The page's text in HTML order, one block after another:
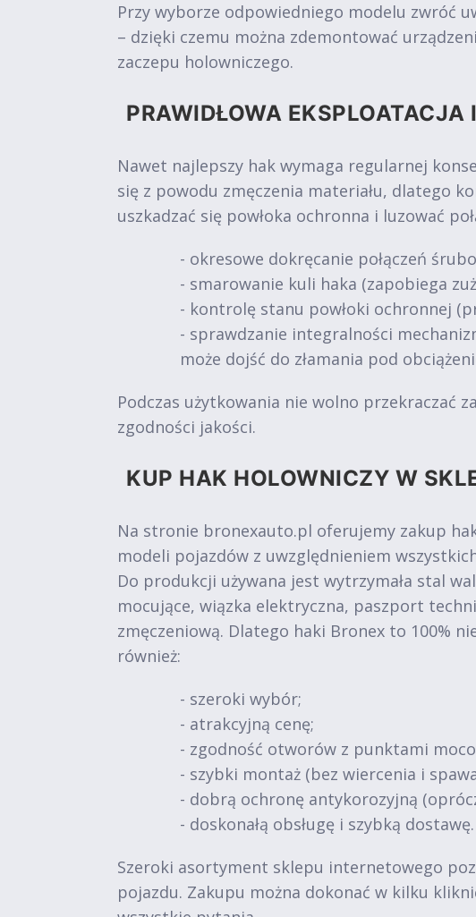
Przy wyborze odpowiedniego modelu zwróć
– dzięki czemu można zdemontować
zaczepu holowniczego.
PRAWIDŁOWA
Nawet najlepszy hak wymaga regularnej
się z powodu zmęczenia materiału, dlatego
uszkadzać się powłoka ochronna i luzować
- okresowe dokręcanie połączeń
- smarowanie kuli haka (zapobiega
- kontrolę stanu powłoki ochronnej
- sprawdzanie integralności
może dojść do złamania pod
Podczas użytkowania nie wolno przekraczać
zgodności jakości.
KUP HAK HOLOWNICZY W
Na stronie bronexauto.pl oferujemy zakup
modeli pojazdów z uwzględnieniem
Do produkcji używana jest wytrzymała stal
mocujące, wiązka elektryczna, paszport
zmęczeniową. Dlatego haki Bronex to 100%
również:
- szeroki wybór;
- atrakcyjną cenę;
- zgodność otworów z punktami
- szybki montaż (bez wiercenia i
- dobrą ochronę antykorozyjną
- doskonałą obsługę i szybką dostawę.
Szeroki asortyment sklepu internetowego
pojazdu. Zakupu można dokonać w kilku